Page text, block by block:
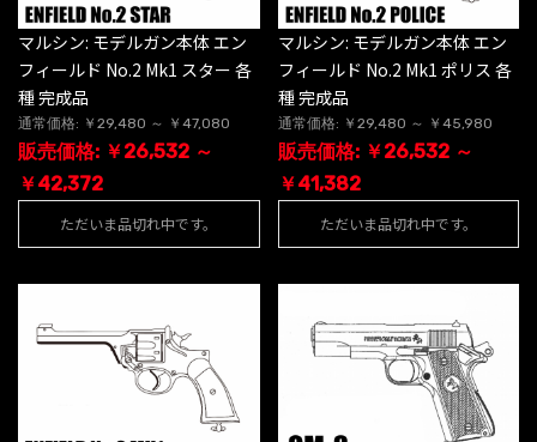
マルシン: モデルガン本体 エン
フィールド No.2 Mk1 スター 各
種 完成品
通常価格: ￥29,480 ～ ￥47,080
販売価格: ￥26,532 ～
￥42,372
ただいま品切れ中です。
マルシン: モデルガン本体 エン
フィールド No.2 Mk1 ポリス 各
種 完成品
通常価格: ￥29,480 ～ ￥45,980
販売価格: ￥26,532 ～
￥41,382
ただいま品切れ中です。